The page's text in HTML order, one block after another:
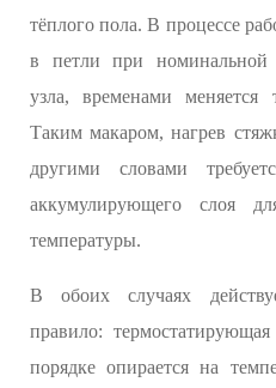
тёплого пола. В процессе
в петли при номинальной
узла, временами меняется
Таким макаром, нагрев
другими словами
аккумулирующего слоя
температуры.
В обоих случаях
правило:
порядке опирается на